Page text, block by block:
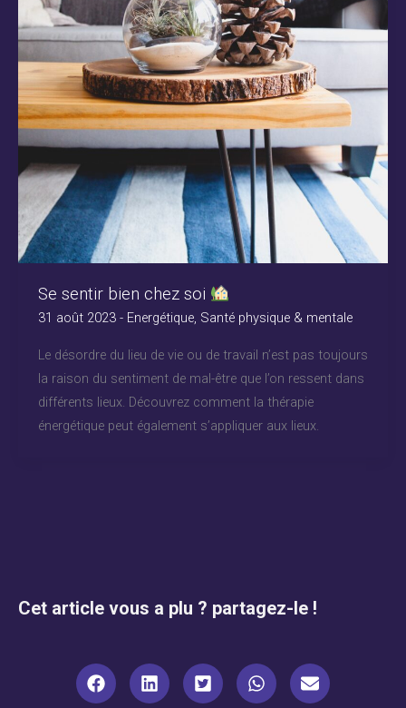
Se sentir bien chez soi
31 août 2023 - Energétique, Santé physique & mentale
Le désordre du lieu de vie ou de travail n’est pas toujours
la raison du sentiment de mal-être que l’on ressent dans
différents lieux. Découvrez comment la thérapie
énergétique peut également s’appliquer aux lieux.
Cet article vous a plu ? partagez-le !